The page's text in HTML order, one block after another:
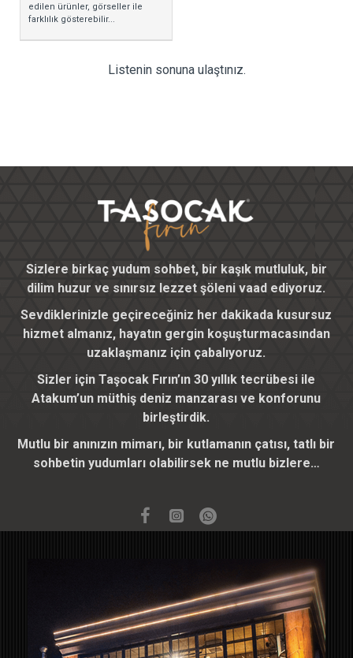
edilen ürünler, görseller ile
farklılık gösterebilir...
Listenin sonuna ulaştınız.
Sizlere birkaç yudum sohbet, bir kaşık mutluluk, bir
dilim huzur ve sınırsız lezzet şöleni vaad ediyoruz.
Sevdiklerinizle geçireceğiniz her dakikada kusursuz
hizmet almanız, hayatın gergin koşuşturmacasından
uzaklaşmanız için çabalıyoruz.
Sizler için Taşocak Fırın’ın 30 yıllık tecrübesi ile
Atakum’un müthiş deniz manzarası ve konforunu
birleştirdik.
Mutlu bir anınızın mimarı, bir kutlamanın çatısı, tatlı bir
sohbetin yudumları olabilirsek ne mutlu bizlere…